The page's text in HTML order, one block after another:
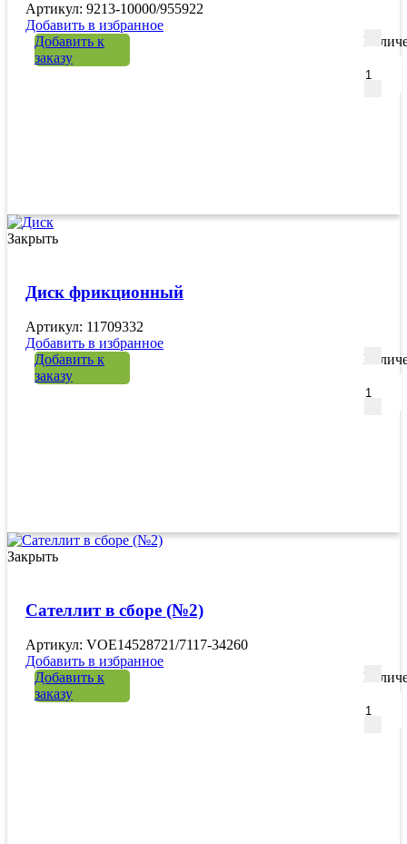
Артикул: 9213-10000/955922
Добавить в избранное
Добавить к
заказу
Закрыть
Диск фрикционный
Артикул: 11709332
Добавить в избранное
Добавить к
заказу
Закрыть
Сателлит в сборе (№2)
Артикул: VOE14528721/7117-34260
Добавить в избранное
Добавить к
заказу